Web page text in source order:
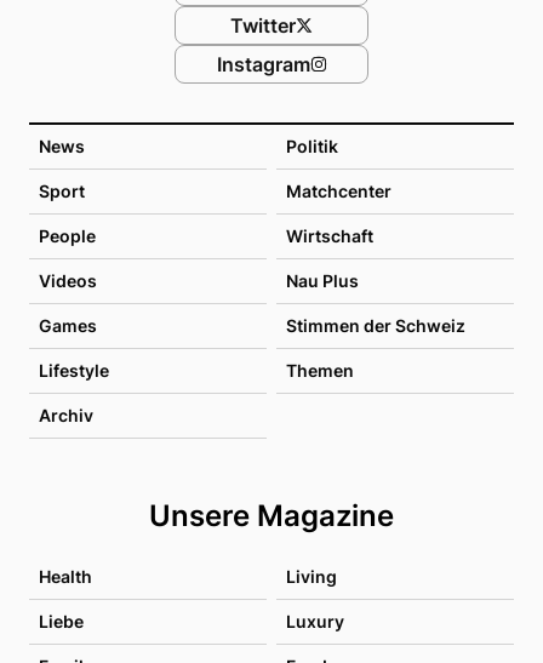
News Politik
Sport Matchcenter
People Wirtschaft
Videos Nau Plus
Games Stimmen der Schweiz
Lifestyle Themen
Archiv
Unsere Magazine
Health Living
Liebe Luxury
Twitter
Instagram